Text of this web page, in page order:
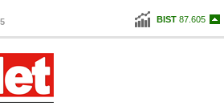
BIST 87.605